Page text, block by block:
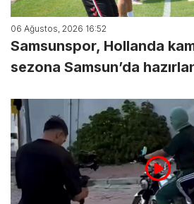
06 Ağustos, 2026 16:52
Samsunspor, Hollanda
sezona Samsun’da